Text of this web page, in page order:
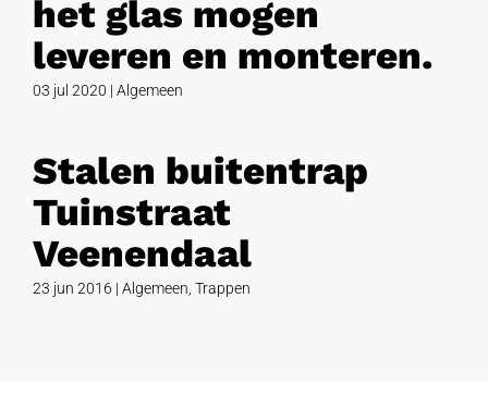
het glas mogen
leveren en monteren.
03 jul 2020 | Algemeen
Stalen buitentrap
Tuinstraat
Veenendaal
23 jun 2016 | Algemeen Trappen